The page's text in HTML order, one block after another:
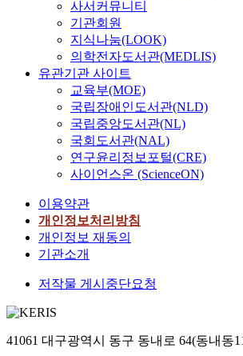
사서커뮤니티
기관회원
지식나눔(LOOK)
의학전자도서관(MEDLIS)
유관기관 사이트
교육부(MOE)
국립장애인도서관(NLD)
국립중앙도서관(NL)
국회도서관(NAL)
연구윤리정보포털(CRE)
사이언스온 (ScienceON)
이용약관
개인정보처리방침
개인정보 재동의
기관소개
저작물 게시중단요청
41061 대구광역시 동구 동내로 64(동내동